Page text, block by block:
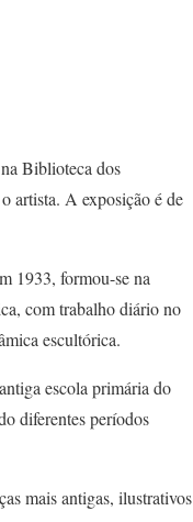
na Biblioteca dos
artista. A exposição é de
1933, formou-se na
com trabalho diário no
escultórica.
escola primária do
diferentes períodos
mais antigas, ilustrativos